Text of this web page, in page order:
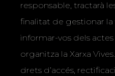
responsable, tractarà
finalitat de gestionar la
informar-vos dels
organitza la Xarxa
drets d’accés,